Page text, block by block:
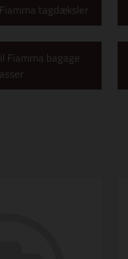
tagdæksler
Fiamma bagage